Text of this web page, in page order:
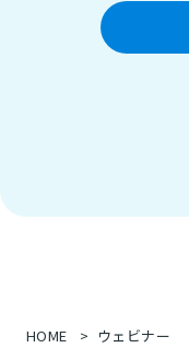
HOME
ウェビナー